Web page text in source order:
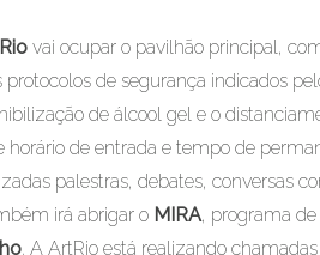
vai ocupar o pavilhão principal,
protocolos de segurança indicados
de álcool gel e o
de entrada e tempo de
palestras, debates, conversas
irá abrigar o MIRA, programa
. A ArtRio está realizando